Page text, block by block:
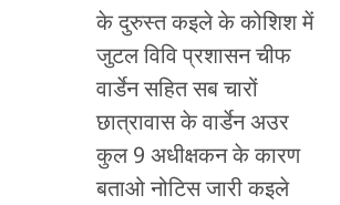
के दुरुस्त कइले के कोशिश में
जुटल विवि प्रशासन चीफ
वार्डेन सहित सब चारों
छात्रावास के वार्डेन अउर
कुल 9 अधीक्षकन के कारण
बताओ नोटिस जारी कइले